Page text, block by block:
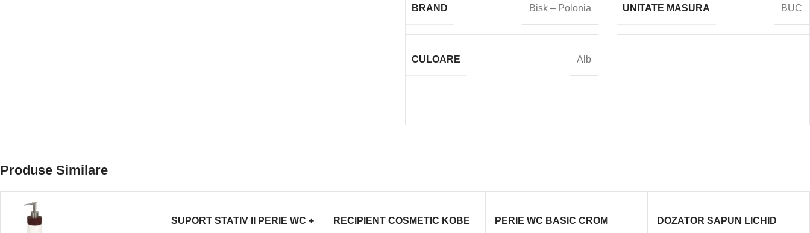
BRAND Bisk – Polonia UNITATE MASURA BUC
CULOARE Alb
Produse Similare
SUPORT STATIV II PERIE WC +
RECIPIENT COSMETIC KOBE PERIE WC BASIC CROM
DOZATOR SAPUN LICHID